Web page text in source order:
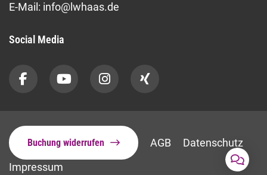
E-Mail: info@lwhaas.de
Social Media
Buchung widerrufen AGB
Datenschutz
Impressum